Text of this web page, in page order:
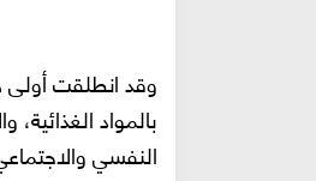
بالمواد
النفسي